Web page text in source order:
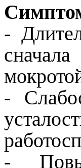
-
-
-